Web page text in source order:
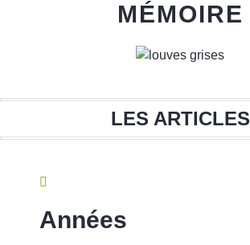
DEVOIR
MÉMOIRE
LES ARTICLES
Années